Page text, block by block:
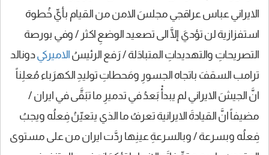
الايراني عباس عراقجي مجلسَ الامن من القيام بأيِّ خُطوة
استفزازية لن تؤديَ إلَّا الى تصعيد الوضعِ اكثر / وفي بورصة
التصريحاتِ والتهديداتِ المتبادَلة / رَفع الرئيسُ الاميركيدونالد
ترامب السقفَ باتجاه الجسورِ ومَحطاتِ توليدِ الكهرَباء مُعلِناً
انَّ الجيشَ الايراني لم يبدأْ بَعدُ في تدميرِ ما تبَقَّى في ايران /
مضيفاً انَّ القيادةَ الايرانية تعرفُ ما الذي يتعيّنُ فِعلُه ويجبُ
فِعلُه وبسرعة / وبالسرعةِ عينِها ردَّت ايران من على مستوى